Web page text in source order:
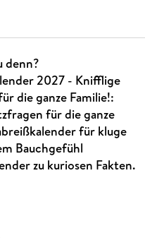
denn?
2027 - Knifflige
die ganze Familie!:
für die ganze
für kluge
Bauchgefühl
zu kuriosen Fakten.